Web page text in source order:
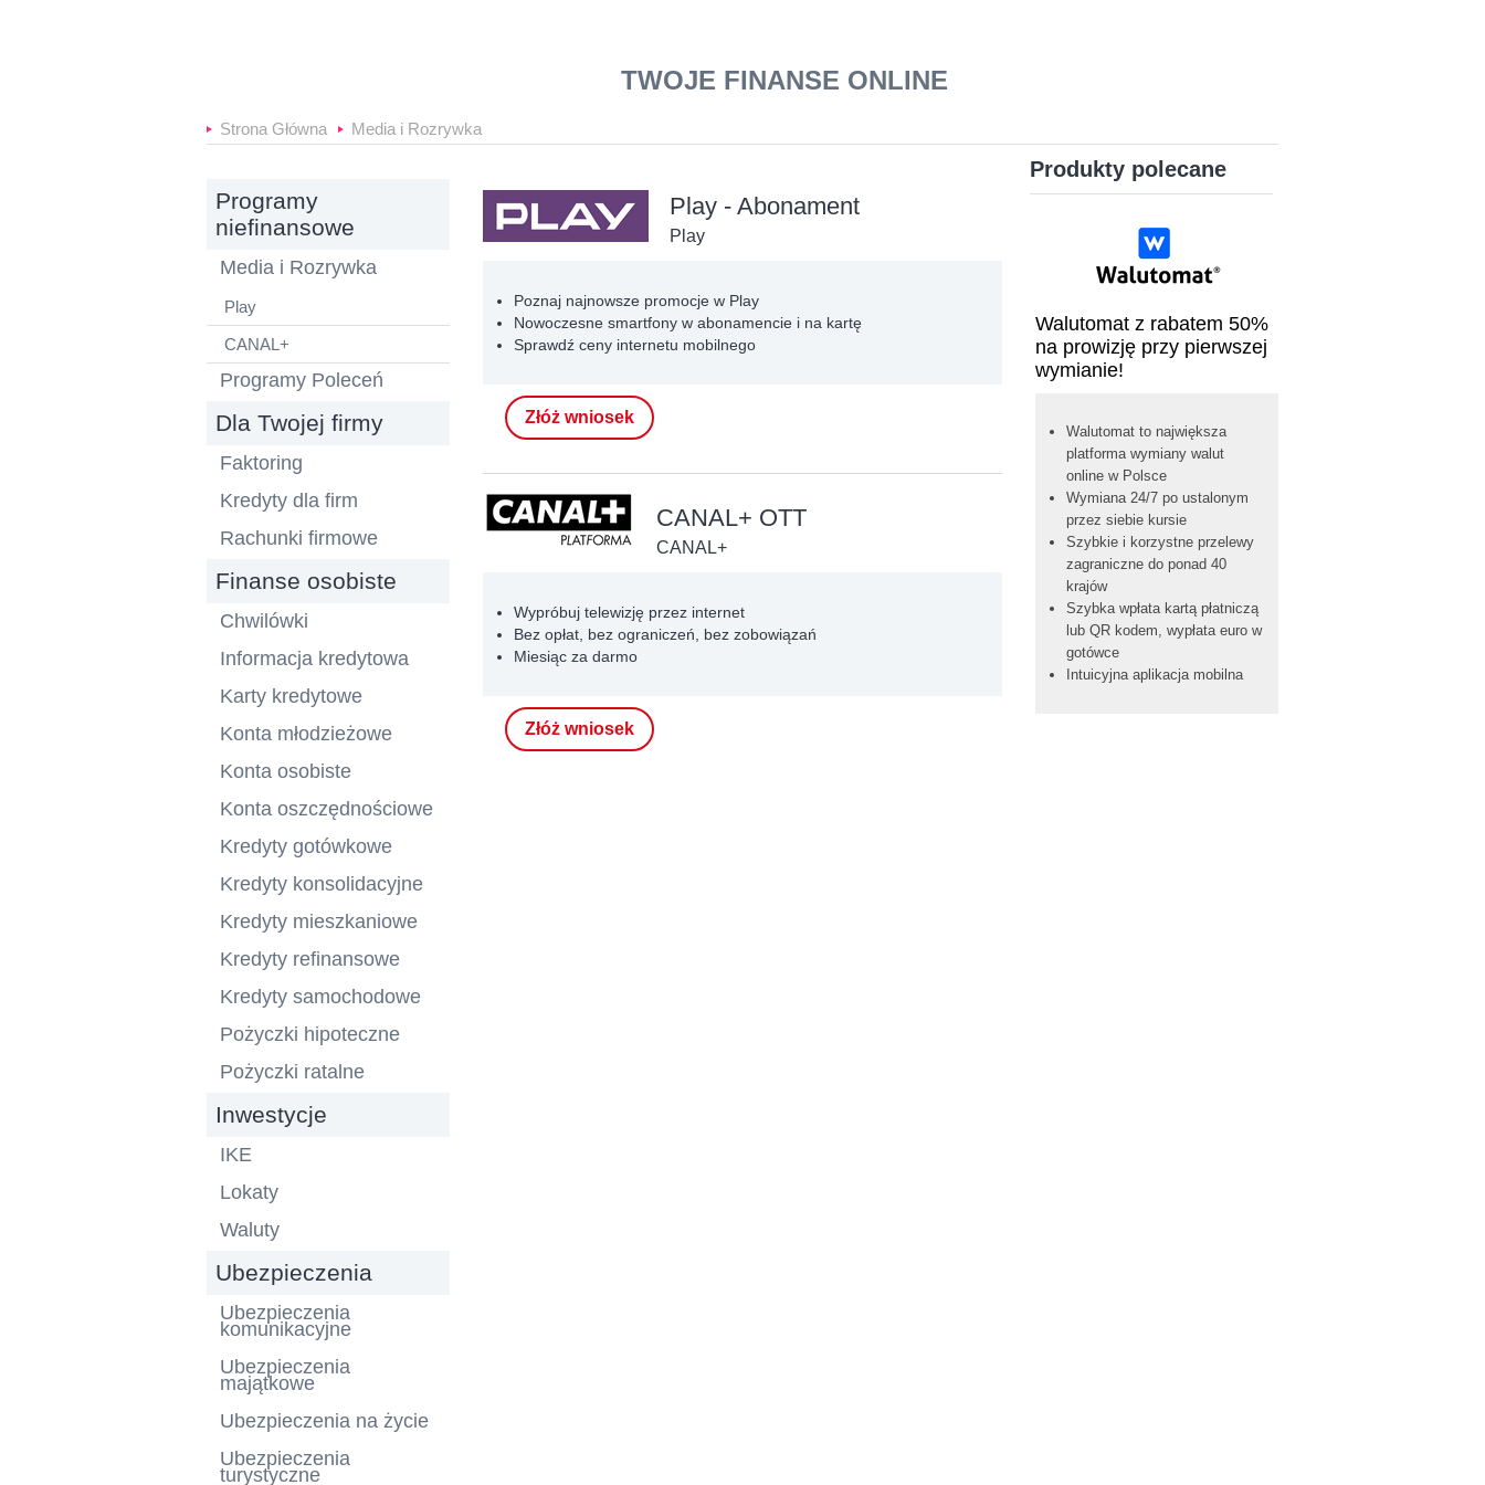
TWOJE FINANSE ONLINE
Strona Główna Media i Rozrywka
Programy
niefinansowe
Media i Rozrywka
Play
CANAL+
Programy Poleceń
Dla Twojej firmy
Faktoring
Kredyty dla firm
Rachunki firmowe
Finanse osobiste
Chwilówki
Informacja kredytowa
Karty kredytowe
Konta młodzieżowe
Konta osobiste
Konta oszczędnościowe
Kredyty gotówkowe
Kredyty konsolidacyjne
Kredyty mieszkaniowe
Kredyty refinansowe
Kredyty samochodowe
Pożyczki hipoteczne
Pożyczki ratalne
Inwestycje
IKE
Lokaty
Waluty
Ubezpieczenia
Ubezpieczenia
komunikacyjne
Ubezpieczenia
majątkowe
Ubezpieczenia na życie
Ubezpieczenia
turystyczne
Play - Abonament
Play
Poznaj najnowsze promocje w Play
Nowoczesne smartfony w abonamencie i na kartę
Sprawdź ceny internetu mobilnego
Złóż wniosek
CANAL+ OTT
CANAL+
Wypróbuj telewizję przez internet
Bez opłat, bez ograniczeń, bez zobowiązań
Miesiąc za darmo
Złóż wniosek
Produkty polecane
Walutomat z rabatem 50%
na prowizję przy pierwszej
wymianie!
Walutomat to największa
platforma wymiany walut
online w Polsce
Wymiana 24/7 po ustalonym
przez siebie kursie
Szybkie i korzystne przelewy
zagraniczne do ponad 40
krajów
Szybka wpłata kartą płatniczą
lub QR kodem, wypłata euro w
gotówce
Intuicyjna aplikacja mobilna